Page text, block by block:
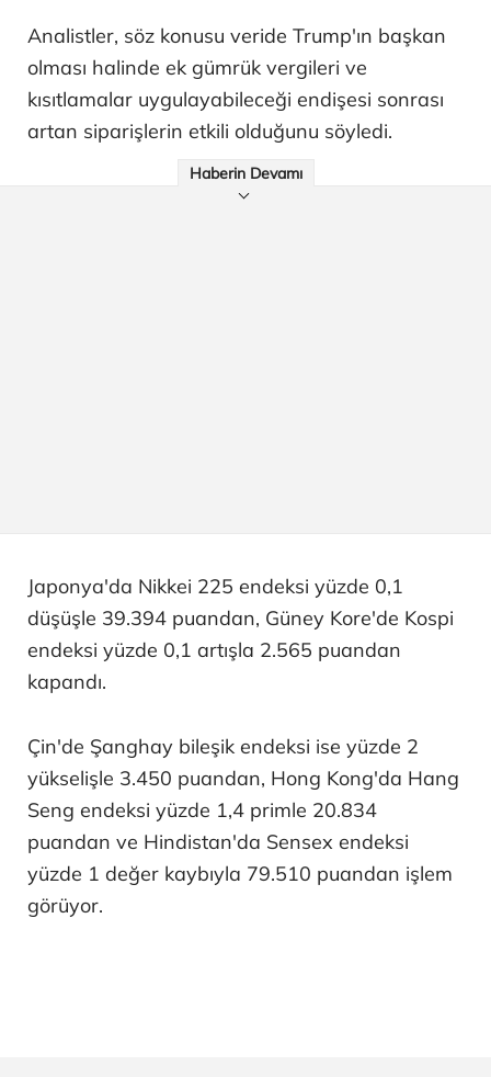
Analistler, söz konusu veride Trump'ın başkan
olması halinde ek gümrük vergileri ve
kısıtlamalar uygulayabileceği endişesi sonrası
artan siparişlerin etkili olduğunu söyledi.
Haberin Devamı
Japonya'da Nikkei 225 endeksi yüzde 0,1
düşüşle 39.394 puandan, Güney Kore'de Kospi
endeksi yüzde 0,1 artışla 2.565 puandan
kapandı.
Çin'de Şanghay bileşik endeksi ise yüzde 2
yükselişle 3.450 puandan, Hong Kong'da Hang
Seng endeksi yüzde 1,4 primle 20.834
puandan ve Hindistan'da Sensex endeksi
yüzde 1 değer kaybıyla 79.510 puandan işlem
görüyor.